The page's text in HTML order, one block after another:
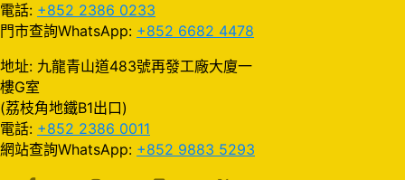
電話: +852 2386 0233
門市查詢WhatsApp: +852 6682 4478
地址: 九龍青山道483號再發工廠大廈一
樓G室
(荔枝角地鐵B1出口)
電話: +852 2386 0011
網站查詢WhatsApp: +852 9883 5293